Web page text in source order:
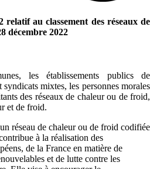
relatif au classement des réseaux de
décembre 2022
les établissements publics de
mixtes, les personnes morales
des réseaux de chaleur ou de froid,
et de froid.
réseau de chaleur ou de froid codifiée
à la réalisation des
de la France en matière de
et de lutte contre les